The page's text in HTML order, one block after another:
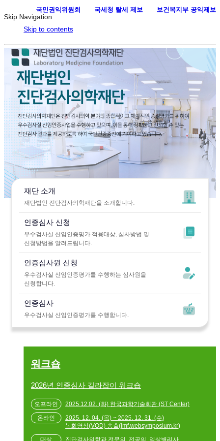
Skip Navigation
Skip to contents
재단 소개
재단법인 진단검사의학재단을 소개합니다.
인증심사 신청
우수검사실 신임인증평가 적용대상, 심사방법 및
신청방법을 알려드립니다.
인증심사원 신청
우수검사실 신임인증평가를 수행하는 심사원을
신청합니다.
인증심사
우수검사실 신임인증평가를 수행합니다.
워크숍
2026년 인증심사 길라잡이 워크숍
2025.12.02. (화) 한국과학기술회관 (ST Center)
2025. 12. 04. (목) ~ 2025. 12. 31. (수)
녹화영상(VOD) 송출(lmf.websymposium.kr)
국민권익위원회 국세청 탈세 제보 보건복지부 공익제보